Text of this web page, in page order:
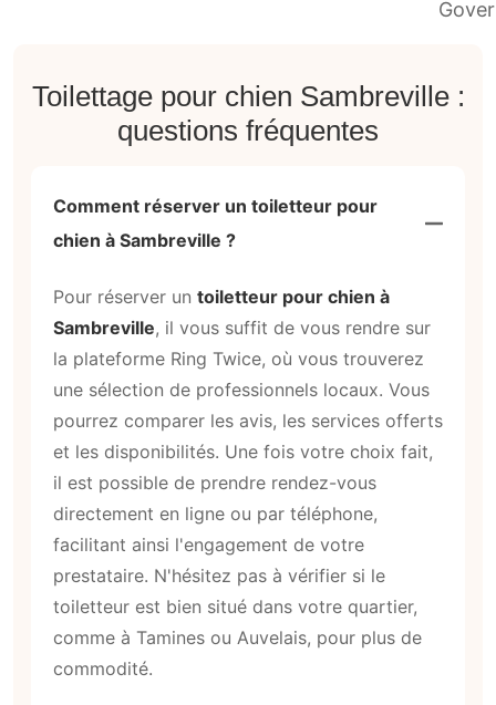
Toilettage pour chien Sambreville :
questions fréquentes
Comment réserver un toiletteur pour
chien à Sambreville ?
Pour réserver un toiletteur pour chien à
Sambreville, il vous suffit de vous rendre sur
la plateforme Ring Twice, où vous trouverez
une sélection de professionnels locaux. Vous
pourrez comparer les avis, les services offerts
et les disponibilités. Une fois votre choix fait,
il est possible de prendre rendez-vous
directement en ligne ou par téléphone,
facilitant ainsi l'engagement de votre
prestataire. N'hésitez pas à vérifier si le
toiletteur est bien situé dans votre quartier,
comme à Tamines ou Auvelais, pour plus de
commodité.